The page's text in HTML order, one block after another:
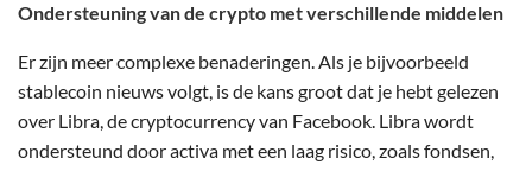
Ondersteuning van de crypto met verschillende middelen
Er zijn meer complexe benaderingen. Als je bijvoorbeeld
stablecoin nieuws volgt, is de kans groot dat je hebt gelezen
over Libra, de cryptocurrency van Facebook. Libra wordt
ondersteund door activa met een laag risico, zoals fondsen,